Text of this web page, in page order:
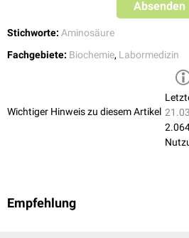
Absenden
Stichworte: Aminosäure
Fachgebiete: Biochemie, Labormedizin
Wichtiger Hinweis zu diesem Artikel
Empfehlung